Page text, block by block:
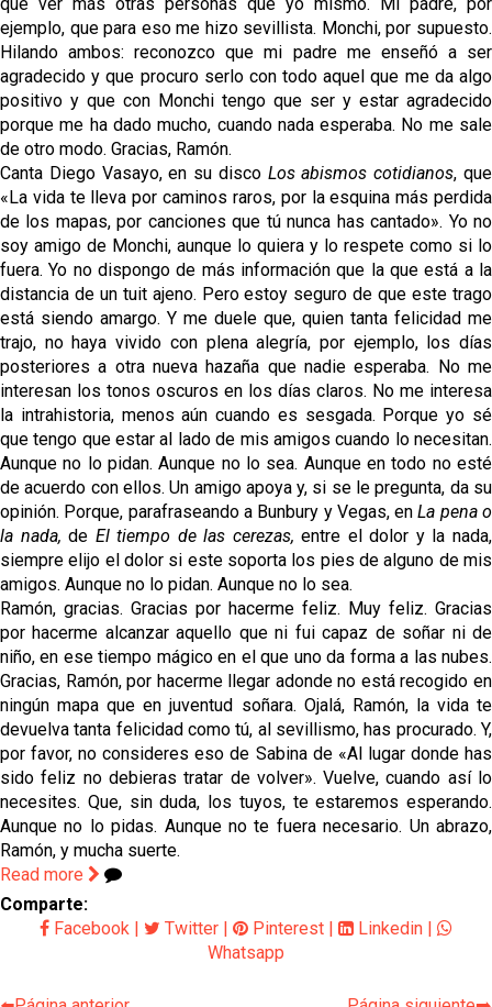
que ver más otras personas que yo mismo. Mi padre, por
ejemplo, que para eso me hizo sevillista. Monchi, por supuesto.
Hilando ambos: reconozco que mi padre me enseñó a ser
agradecido y que procuro serlo con todo aquel que me da algo
positivo y que con Monchi tengo que ser y estar agradecido
porque me ha dado mucho, cuando nada esperaba. No me sale
de otro modo. Gracias, Ramón.
Canta Diego Vasayo, en su disco Los abismos cotidianos, que
«La vida te lleva por caminos raros, por la esquina más perdida
de los mapas, por canciones que tú nunca has cantado». Yo no
soy amigo de Monchi, aunque lo quiera y lo respete como si lo
fuera. Yo no dispongo de más información que la que está a la
distancia de un tuit ajeno. Pero estoy seguro de que este trago
está siendo amargo. Y me duele que, quien tanta felicidad me
trajo, no haya vivido con plena alegría, por ejemplo, los días
posteriores a otra nueva hazaña que nadie esperaba. No me
interesan los tonos oscuros en los días claros. No me interesa
la intrahistoria, menos aún cuando es sesgada. Porque yo sé
que tengo que estar al lado de mis amigos cuando lo necesitan.
Aunque no lo pidan. Aunque no lo sea. Aunque en todo no esté
de acuerdo con ellos. Un amigo apoya y, si se le pregunta, da su
opinión. Porque, parafraseando a Bunbury y Vegas, enLa pena o
la nada, de El tiempo de las cerezas, entre el dolor y la nada,
siempre elijo el dolor si este soporta los pies de alguno de mis
amigos. Aunque no lo pidan. Aunque no lo sea.
Ramón, gracias. Gracias por hacerme feliz. Muy feliz. Gracias
por hacerme alcanzar aquello que ni fui capaz de soñar ni de
niño, en ese tiempo mágico en el que uno da forma a las nubes.
Gracias, Ramón, por hacerme llegar adonde no está recogido en
ningún mapa que en juventud soñara. Ojalá, Ramón, la vida te
devuelva tanta felicidad como tú, al sevillismo, has procurado. Y,
por favor, no consideres eso de Sabina de «Al lugar donde has
sido feliz no debieras tratar de volver». Vuelve, cuando así lo
necesites. Que, sin duda, los tuyos, te estaremos esperando.
Aunque no lo pidas. Aunque no te fuera necesario. Un abrazo,
Ramón, y mucha suerte.
Read more
Comparte:
Facebook
Twitter Pinterest Linkedin
Whatsapp